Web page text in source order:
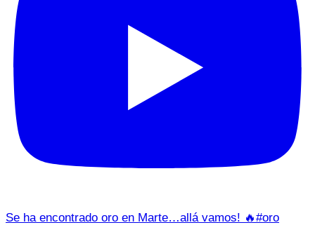
Se ha encontrado oro en Marte…allá vamos! 🔥#oro